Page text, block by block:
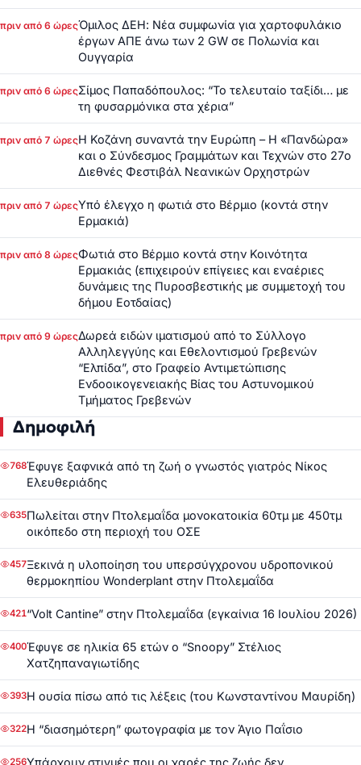
πριν από 6 ώρεςΌμιλος ΔΕΗ: Νέα συμφωνία για χαρτοφυλάκιο
έργων ΑΠΕ άνω των 2 GW σε Πολωνία και
Ουγγαρία
πριν από 6 ώρεςΣίμος Παπαδόπουλος: “Το τελευταίο ταξίδι… με
τη φυσαρμόνικα στα χέρια”
πριν από 7 ώρεςΗ Κοζάνη συναντά την Ευρώπη – Η «Πανδώρα»
και ο Σύνδεσμος Γραμμάτων και Τεχνών στο 27ο
Διεθνές Φεστιβάλ Νεανικών Ορχηστρών
πριν από 7 ώρεςΥπό έλεγχο η φωτιά στο Βέρμιο (κοντά στην
Ερμακιά)
πριν από 8 ώρεςΦωτιά στο Βέρμιο κοντά στην Κοινότητα
Ερμακιάς (επιχειρούν επίγειες και εναέριες
δυνάμεις της Πυροσβεστικής με συμμετοχή του
δήμου Εοτδαίας)
πριν από 9 ώρεςΔωρεά ειδών ιματισμού από το Σύλλογο
Αλληλεγγύης και Εθελοντισμού Γρεβενών
“Ελπίδα”, στο Γραφείο Αντιμετώπισης
Ενδοοικογενειακής Βίας του Αστυνομικού
Τμήματος Γρεβενών
Δημοφιλή
768Έφυγε ξαφνικά από τη ζωή ο γνωστός γιατρός Νίκος
Ελευθεριάδης
635Πωλείται στην Πτολεμαΐδα μονοκατοικία 60τμ με 450τμ
οικόπεδο στη περιοχή του ΟΣΕ
457Ξεκινά η υλοποίηση του υπερσύγχρονου υδροπονικού
θερμοκηπίου Wonderplant στην Πτολεμαΐδα
421“Volt Cantine” στην Πτολεμαΐδα (εγκαίνια 16 Ιουλίου 2026)
400Έφυγε σε ηλικία 65 ετών ο “Snoopy” Στέλιος
Χατζηπαναγιωτίδης
393Η ουσία πίσω από τις λέξεις (του Κωνσταντίνου Μαυρίδη)
322Η “διασημότερη” φωτογραφία με τον Άγιο Παΐσιο
256